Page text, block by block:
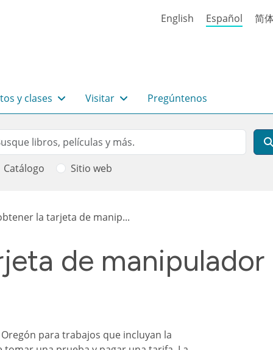
English Español 简
y clases Visitar Pregúntenos
Catálogo Sitio web
a la navegación
la tarjeta de manip...
de
para trabajos que incluyan la